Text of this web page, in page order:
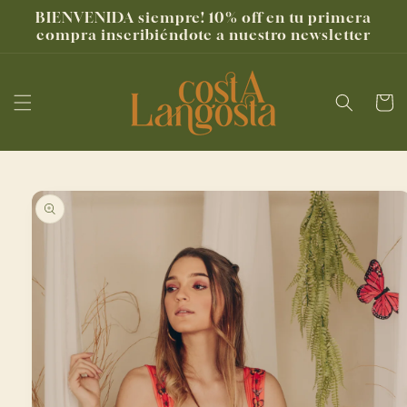
directamente
al contenido
BIENVENIDA siempre! 10% off en tu primera
compra inscribiéndote a nuestro newsletter
Carrito
directamente
información